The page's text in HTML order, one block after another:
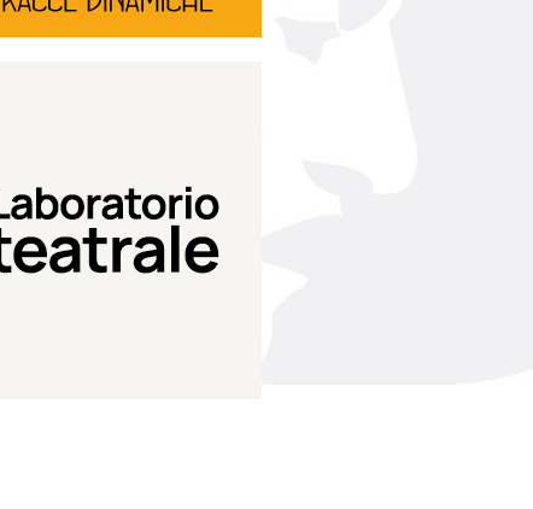
Laboratorio di teatro del
Teatro Eduardo de Filippo